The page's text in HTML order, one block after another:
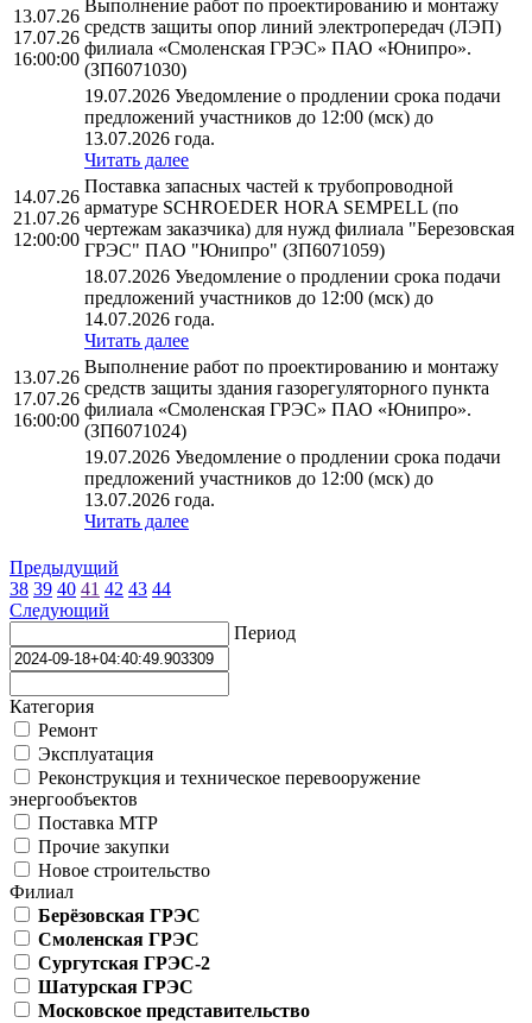
13.07.26
17.07.26
16:00:00
Выполнение работ по проектированию и монтажу
средств защиты опор линий электропередач (ЛЭП)
филиала «Смоленская ГРЭС» ПАО «Юнипро».
(ЗП6071030)
19.07.2026 Уведомление о продлении срока подачи
предложений участников до 12:00 (мск) до
13.07.2026 года.
Читать далее
14.07.26
21.07.26
12:00:00
Поставка запасных частей к трубопроводной
арматуре SCHROEDER HORA SEMPELL (по
чертежам заказчика) для нужд филиала "Березовская
ГРЭС" ПАО "Юнипро" (ЗП6071059)
18.07.2026 Уведомление о продлении срока подачи
предложений участников до 12:00 (мск) до
14.07.2026 года.
Читать далее
13.07.26
17.07.26
16:00:00
Выполнение работ по проектированию и монтажу
средств защиты здания газорегуляторного пункта
филиала «Смоленская ГРЭС» ПАО «Юнипро».
(ЗП6071024)
19.07.2026 Уведомление о продлении срока подачи
предложений участников до 12:00 (мск) до
13.07.2026 года.
Читать далее
Предыдущий
38 39 40 41 42 43 44
Следующий
Период
Категория
Ремонт
Эксплуатация
Реконструкция и техническое перевооружение
энергообъектов
Поставка МТР
Прочие закупки
Новое строительство
Филиал
Берёзовская ГРЭС
Смоленская ГРЭС
Сургутская ГРЭС-2
Шатурская ГРЭС
Московское представительство